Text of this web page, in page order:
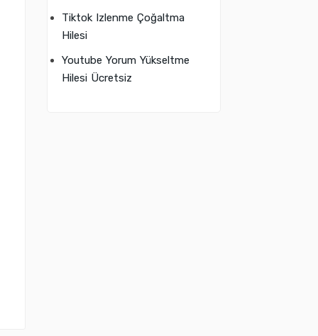
Tiktok Izlenme Çoğaltma
Hilesi
Youtube Yorum Yükseltme
Hilesi Ücretsiz